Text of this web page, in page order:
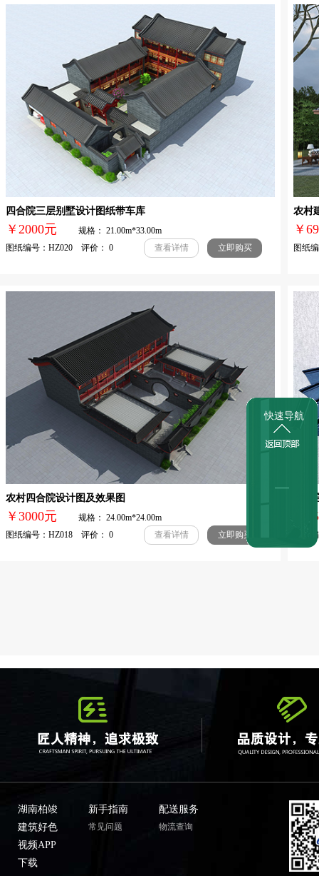
四合院三层别墅设计图纸带车库
￥2000元
规格： 21.00m*33.00m
图纸编号：HZ020 评价： 0
查看详情 立即购买
农村
￥
图纸编
农村四合院设计图及效果图
￥3000元
规格： 24.00m*24.00m
图纸编号：HZ018 评价： 0
查看详情 立即购买
最
图纸
湖南柏竣
建筑好色
视频APP
下载
新手指南
常见问题
配送服务
物流查询
快速导航